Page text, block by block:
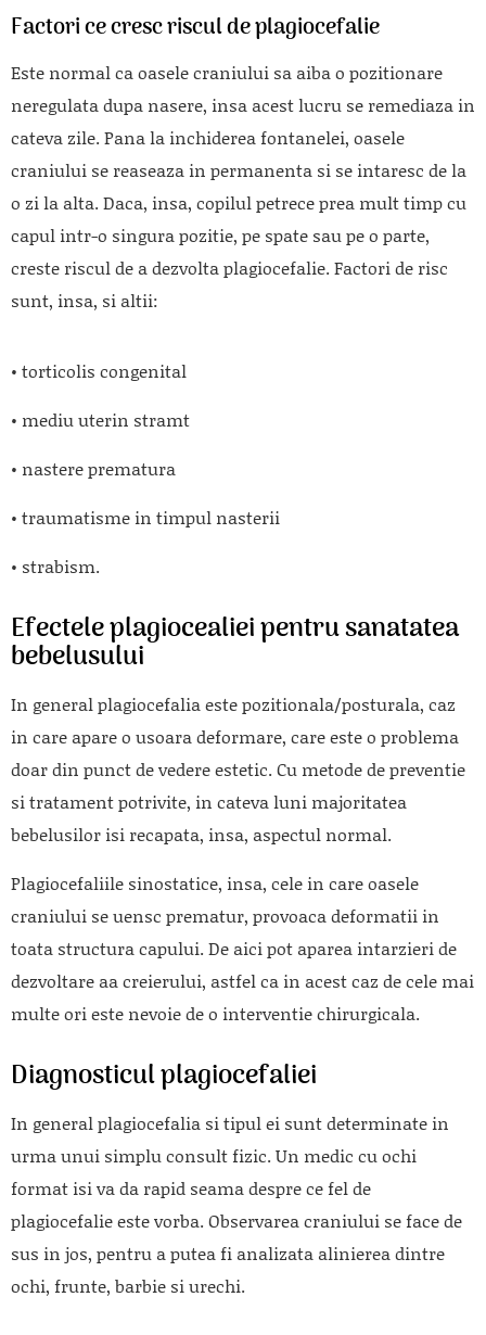
Factori ce cresc riscul de plagiocefalie
Este normal ca oasele craniului sa aiba o pozitionare
neregulata dupa nasere, insa acest lucru se remediaza in
cateva zile. Pana la inchiderea fontanelei, oasele
craniului se reaseaza in permanenta si se intaresc de la
o zi la alta. Daca, insa, copilul petrece prea mult timp cu
capul intr-o singura pozitie, pe spate sau pe o parte,
creste riscul de a dezvolta plagiocefalie. Factori de risc
sunt, insa, si altii:
• torticolis congenital
• mediu uterin stramt
• nastere prematura
• traumatisme in timpul nasterii
• strabism.
Efectele plagiocealiei pentru sanatatea
bebelusului
In general plagiocefalia este pozitionala/posturala, caz
in care apare o usoara deformare, care este o problema
doar din punct de vedere estetic. Cu metode de preventie
si tratament potrivite, in cateva luni majoritatea
bebelusilor isi recapata, insa, aspectul normal.
Plagiocefaliile sinostatice, insa, cele in care oasele
craniului se uensc prematur, provoaca deformatii in
toata structura capului. De aici pot aparea intarzieri de
dezvoltare aa creierului, astfel ca in acest caz de cele mai
multe ori este nevoie de o interventie chirurgicala.
Diagnosticul plagiocefaliei
In general plagiocefalia si tipul ei sunt determinate in
urma unui simplu consult fizic. Un medic cu ochi
format isi va da rapid seama despre ce fel de
plagiocefalie este vorba. Observarea craniului se face de
sus in jos, pentru a putea fi analizata alinierea dintre
ochi, frunte, barbie si urechi.